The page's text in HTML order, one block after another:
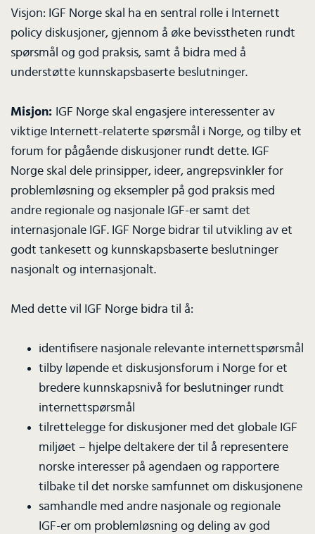
Visjon: IGF Norge skal ha en sentral rolle i Internett
policy diskusjoner, gjennom å øke bevisstheten rundt
spørsmål og god praksis, samt å bidra med å
understøtte kunnskapsbaserte beslutninger.
Misjon: IGF Norge skal engasjere interessenter av
viktige Internett-relaterte spørsmål i Norge, og tilby et
forum for pågående diskusjoner rundt dette. IGF
Norge skal dele prinsipper, ideer, angrepsvinkler for
problemløsning og eksempler på god praksis med
andre regionale og nasjonale IGF-er samt det
internasjonale IGF. IGF Norge bidrar til utvikling av et
godt tankesett og kunnskapsbaserte beslutninger
nasjonalt og internasjonalt.
Med dette vil IGF Norge bidra til å:
identifisere nasjonale relevante internettspørsmål
tilby løpende et diskusjonsforum i Norge for et
bredere kunnskapsnivå for beslutninger rundt
internettspørsmål
tilrettelegge for diskusjoner med det globale IGF
miljøet – hjelpe deltakere der til å representere
norske interesser på agendaen og rapportere
tilbake til det norske samfunnet om diskusjonene
samhandle med andre nasjonale og regionale
IGF-er om problemløsning og deling av god